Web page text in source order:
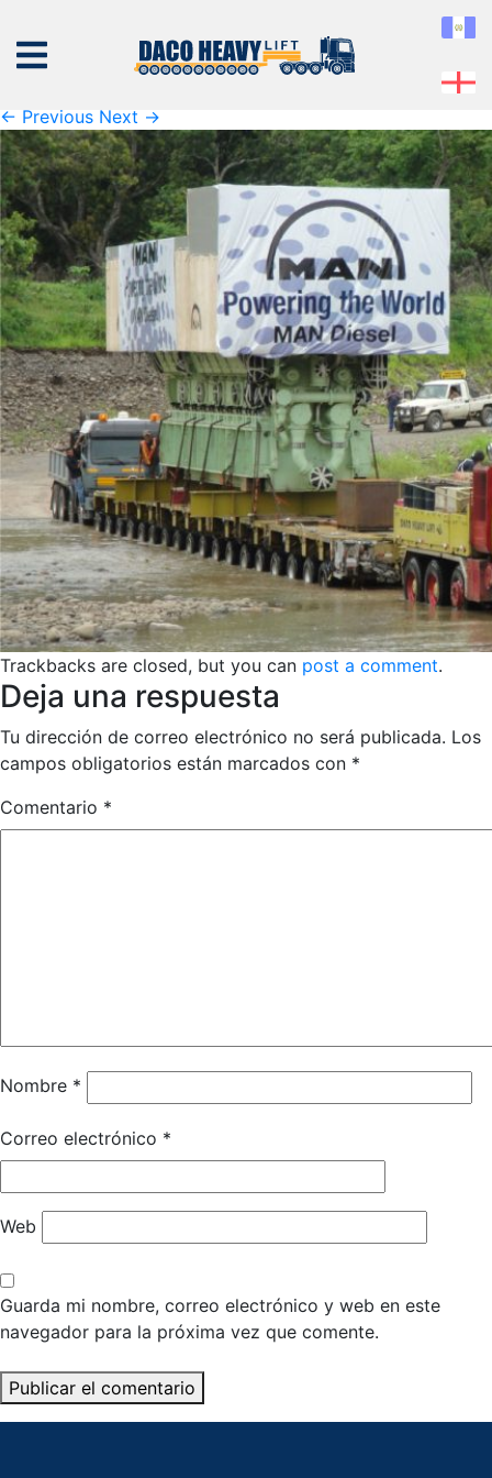
NOSOTROS
EQUIPO
SERVICIOS
PROYECTOS
CONTÁCTENOS
Published 27 de February de 2019at1004 × 596
← Previous Next →
Trackbacks are closed, but you can post a comment.
Deja una respuesta
Tu dirección de correo electrónico no será publicada. Los
campos obligatorios están marcados con *
Comentario *
Nombre *
Correo electrónico *
Web
Guarda mi nombre, correo electrónico y web en este
navegador para la próxima vez que comente.